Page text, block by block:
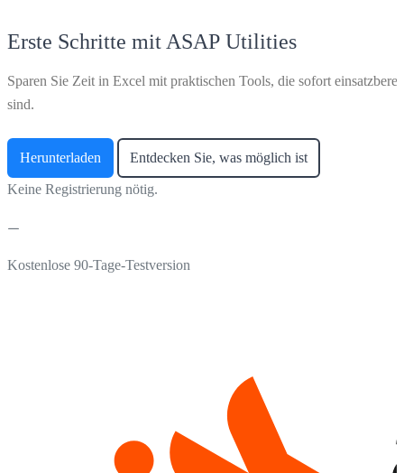
Erste Schritte mit ASAP Utilities
Sparen Sie Zeit in Excel mit praktischen Tools, die sofort einsatzbereit
sind.
Herunterladen Entdecken Sie, was möglich ist
Keine Registrierung nötig.
Kostenlose 90-Tage-Testversion